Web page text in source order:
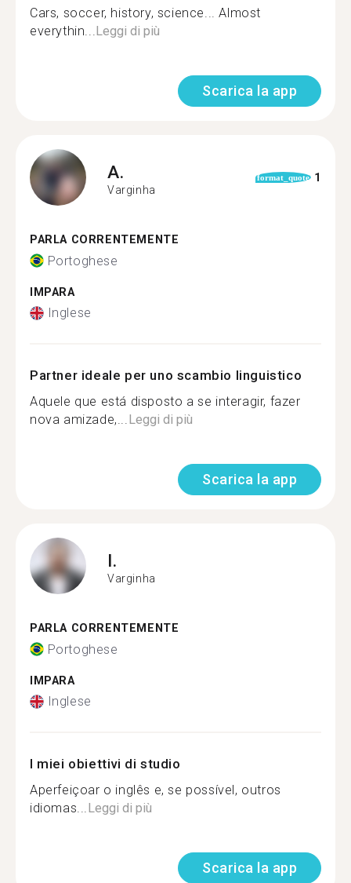
Cars, soccer, history, science... Almost
everythin...Leggi di più
Scarica la app
A.
Varginha
format_quote 1
PARLA CORRENTEMENTE
Portoghese
IMPARA
Inglese
Partner ideale per uno scambio linguistico
Aquele que está disposto a se interagir, fazer
nova amizade,...Leggi di più
Scarica la app
I.
Varginha
PARLA CORRENTEMENTE
Portoghese
IMPARA
Inglese
I miei obiettivi di studio
Aperfeiçoar o inglês e, se possível, outros
idiomas...Leggi di più
Scarica la app